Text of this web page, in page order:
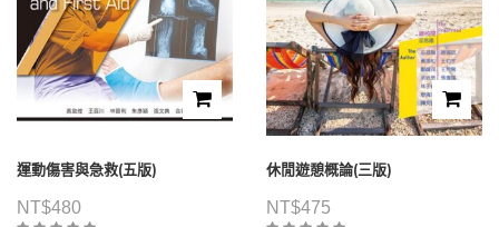
運動傷害與急救(五版)
NT$480
休閒遊憩概論(三版)
NT$475